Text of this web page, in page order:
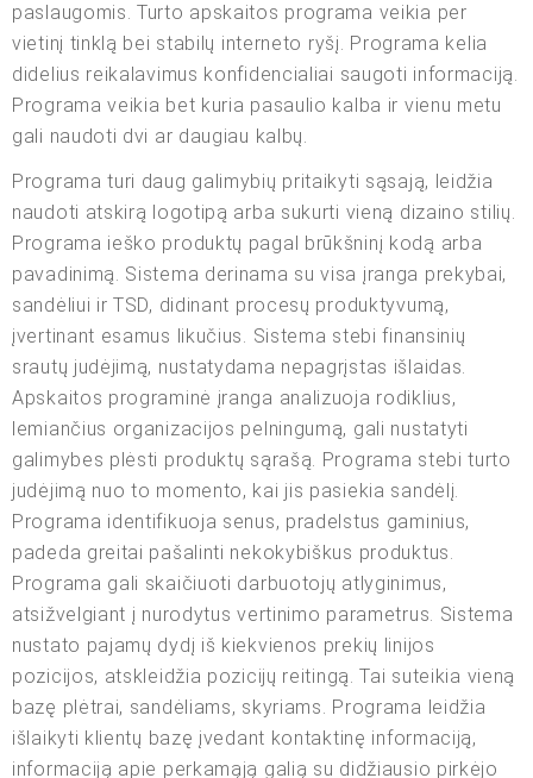
paslaugomis. Turto apskaitos programa veikia per
vietinį tinklą bei stabilų interneto ryšį. Programa kelia
didelius reikalavimus konfidencialiai saugoti informaciją.
Programa veikia bet kuria pasaulio kalba ir vienu metu
gali naudoti dvi ar daugiau kalbų.
Programa turi daug galimybių pritaikyti sąsają, leidžia
naudoti atskirą logotipą arba sukurti vieną dizaino stilių.
Programa ieško produktų pagal brūkšninį kodą arba
pavadinimą. Sistema derinama su visa įranga prekybai,
sandėliui ir TSD, didinant procesų produktyvumą,
įvertinant esamus likučius. Sistema stebi finansinių
srautų judėjimą, nustatydama nepagrįstas išlaidas.
Apskaitos programinė įranga analizuoja rodiklius,
lemiančius organizacijos pelningumą, gali nustatyti
galimybes plėsti produktų sąrašą. Programa stebi turto
judėjimą nuo to momento, kai jis pasiekia sandėlį.
Programa identifikuoja senus, pradelstus gaminius,
padeda greitai pašalinti nekokybiškus produktus.
Programa gali skaičiuoti darbuotojų atlyginimus,
atsižvelgiant į nurodytus vertinimo parametrus. Sistema
nustato pajamų dydį iš kiekvienos prekių linijos
pozicijos, atskleidžia pozicijų reitingą. Tai suteikia vieną
bazę plėtrai, sandėliams, skyriams. Programa leidžia
išlaikyti klientų bazę įvedant kontaktinę informaciją,
informaciją apie perkamąją galią su didžiausio pirkėjo